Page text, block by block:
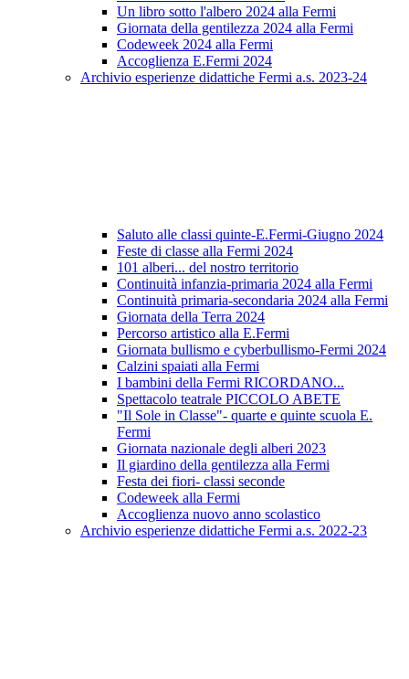
Un libro sotto l'albero 2024 alla Fermi
Giornata della gentilezza 2024 alla Fermi
Codeweek 2024 alla Fermi
Accoglienza E.Fermi 2024
Archivio esperienze didattiche Fermi a.s. 2023-24
Saluto alle classi quinte-E.Fermi-Giugno 2024
Feste di classe alla Fermi 2024
101 alberi... del nostro territorio
Continuità infanzia-primaria 2024 alla Fermi
Continuità primaria-secondaria 2024 alla Fermi
Giornata della Terra 2024
Percorso artistico alla E.Fermi
Giornata bullismo e cyberbullismo-Fermi 2024
Calzini spaiati alla Fermi
I bambini della Fermi RICORDANO...
Spettacolo teatrale PICCOLO ABETE
"Il Sole in Classe"- quarte e quinte scuola E.
Fermi
Giornata nazionale degli alberi 2023
Il giardino della gentilezza alla Fermi
Festa dei fiori- classi seconde
Codeweek alla Fermi
Accoglienza nuovo anno scolastico
Archivio esperienze didattiche Fermi a.s. 2022-23